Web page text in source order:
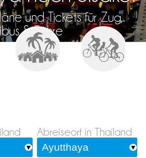
und Tickets für Zug,
& Fähre
Abreiseort in Thailand